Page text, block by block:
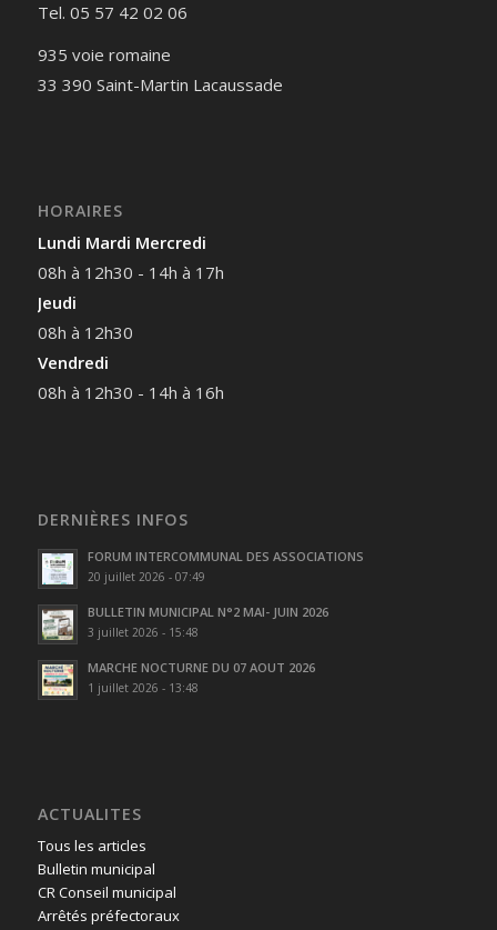
Tel. 05 57 42 02 06
935 voie romaine
33 390 Saint-Martin Lacaussade
HORAIRES
Lundi Mardi Mercredi
08h à 12h30 - 14h à 17h
Jeudi
08h à 12h30
Vendredi
08h à 12h30 - 14h à 16h
DERNIÈRES INFOS
FORUM INTERCOMMUNAL DES ASSOCIATIONS
20 juillet 2026 - 07:49
BULLETIN MUNICIPAL N°2 MAI- JUIN 2026
3 juillet 2026 - 15:48
MARCHE NOCTURNE DU 07 AOUT 2026
1 juillet 2026 - 13:48
ACTUALITES
Tous les articles
Bulletin municipal
CR Conseil municipal
Arrêtés préfectoraux